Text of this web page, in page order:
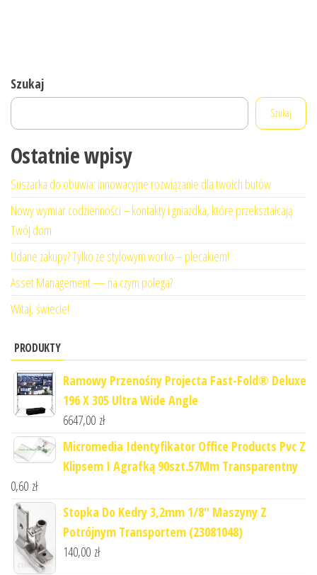
Szukaj
Szukaj
Ostatnie wpisy
Suszarka do obuwia: innowacyjne rozwiązanie dla twoich butów
Nowy wymiar codzienności – kontakty i gniazdka, które przekształcają
Twój dom
Udane zakupy? Tylko ze stylowym worko – plecakiem!
Asset Management — na czym polega?
Witaj, świecie!
PRODUKTY
Ramowy Przenośny Projecta Fast-Fold® Deluxe
196 X 305 Ultra Wide Angle
6647,00 zł
Micromedia Identyfikator Office Products Pvc Z
Klipsem I Agrafką 90szt.57Mm Transparentny
0,60 zł
Stopka Do Kedry 3,2mm 1/8" Maszyny Z
Potrójnym Transportem (23081048)
140,00 zł